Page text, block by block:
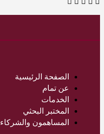
الصفحة الرئيسية
عن تمام
الخدمات
المختبر البحثي
المساهمون والشركاء